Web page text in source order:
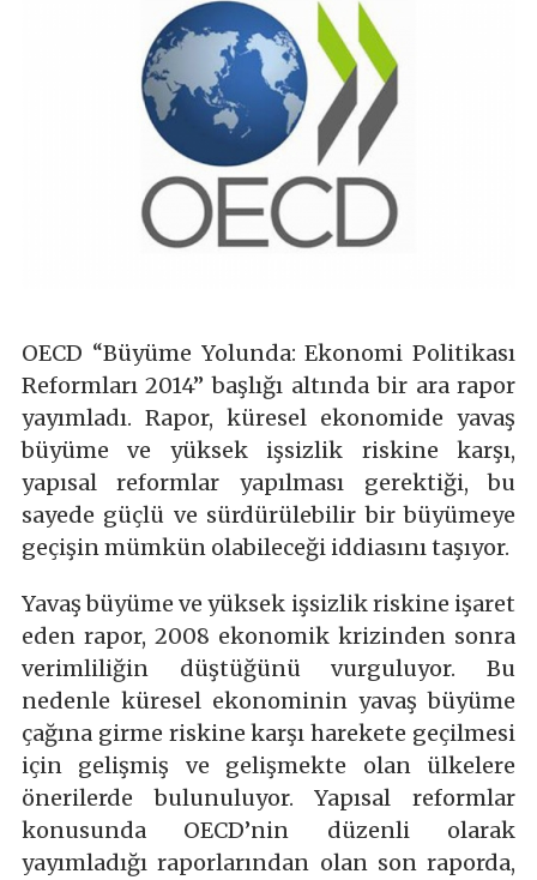
OECD “Büyüme Yolunda: Ekonomi Politikası
Reformları 2014” başlığı altında bir ara rapor
yayımladı. Rapor, küresel ekonomide yavaş
büyüme ve yüksek işsizlik riskine karşı,
yapısal reformlar yapılması gerektiği, bu
sayede güçlü ve sürdürülebilir bir büyümeye
geçişin mümkün olabileceği iddiasını taşıyor.
Yavaş büyüme ve yüksek işsizlik riskine işaret
eden rapor, 2008 ekonomik krizinden sonra
verimliliğin düştüğünü vurguluyor. Bu
nedenle küresel ekonominin yavaş büyüme
çağına girme riskine karşı harekete geçilmesi
için gelişmiş ve gelişmekte olan ülkelere
önerilerde bulunuluyor. Yapısal reformlar
konusunda OECD’nin düzenli olarak
yayımladığı raporlarından olan son raporda,